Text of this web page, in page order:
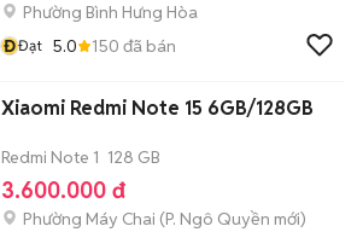
Phường Bình Hưng Hòa
ĐĐạt 5.0 150 đã bán
Xiaomi Redmi Note 15 6GB/128GB
Redmi Note 1 128 GB
3.600.000 đ
Phường Máy Chai (P. Ngô Quyền mới)